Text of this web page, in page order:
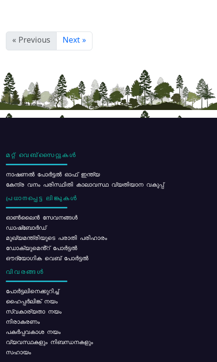
« Previous Next »
മറ്റ് വെബ്സൈറ്റുകൾ
നാഷണൽ പോർട്ടൽ ഓഫ് ഇന്ത്യ
കേന്ദ്ര വനം പരിസ്ഥിതി കാലാവസ്ഥ വ്യതിയാന വകുപ്പ്
പ്രധാനപ്പെട്ട ലിങ്കുകൾ
ഓൺലൈൻ സേവനങ്ങൾ
ഡാഷ്ബോർഡ്
മുഖ്യമന്ത്രിയുടെ പരാതി പരിഹാരം
ഡോക്യുമെൻ്റ് പോർട്ടൽ
ഔദ്യോഗിക വെബ് പോർട്ടൽ
വിവരങ്ങൾ
പോര്‍ട്ടലിനെക്കുറിച്ച്
ഹൈപ്പർലിങ്ക് നയം
സ്വകാര്യതാ നയം
നിരാകരണം
പകർപ്പവകാശ നയം
വ്യവസ്ഥകളും നിബന്ധനകളും
സഹായം